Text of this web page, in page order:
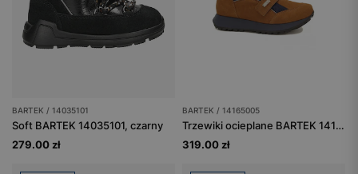
BARTEK / 14035101
Soft BARTEK 14035101, czarny
279.00 zł
BARTEK / 14165005
Trzewiki ocieplane BARTEK 14165005, brązowo-granatowy
319.00 zł